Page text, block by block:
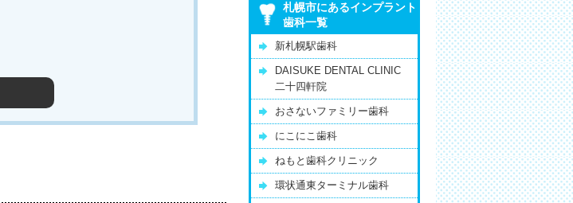
札幌市にあるインプラント
歯科一覧
新札幌駅歯科
‎DAISUKE DENTAL CLINIC
二十四軒院
おさないファミリー歯科
にこにこ歯科
ねもと歯科クリニック
環状通東ターミナル歯科